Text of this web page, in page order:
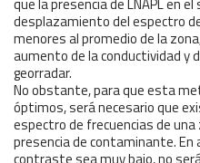
desplazamiento del espectro
menores al promedio de la
aumento de la conductividad y
georradar.
No obstante, para que esta
óptimos, será necesario que
espectro de frecuencias de
presencia de contaminante. En